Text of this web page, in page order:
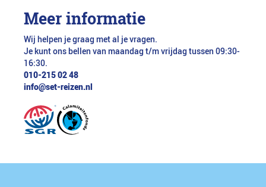
Meer informatie
Wij helpen je graag met al je vragen.
Je kunt ons bellen van maandag t/m vrijdag tussen 09:30-
16:30.
010-215 02 48
info@set-reizen.nl